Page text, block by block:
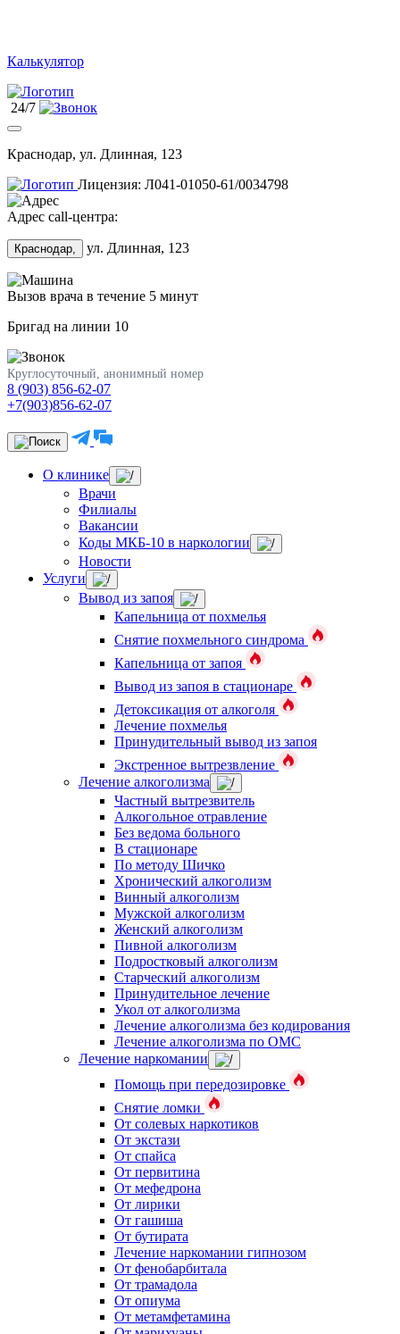
Калькулятор
24/7
Краснодар, ул. Длинная, 123
Лицензия: Л041-01050-61/0034798
Адрес call-центра:
Краснодар, ул. Длинная, 123
Вызов врача в течение 5 минут
Бригад на линии 10
Круглосуточный, анонимный номер
8 (903) 856-62-07
+7(903)856-62-07
О клинике
Врачи
Филиалы
Вакансии
Коды МКБ-10 в наркологии
Новости
Услуги
Вывод из запоя
Капельница от похмелья
Снятие похмельного синдрома
Капельница от запоя
Вывод из запоя в стационаре
Детоксикация от алкоголя
Лечение похмелья
Принудительный вывод из запоя
Экстренное вытрезвление
Лечение алкоголизма
Частный вытрезвитель
Алкогольное отравление
Без ведома больного
В стационаре
По методу Шичко
Хронический алкоголизм
Винный алкоголизм
Мужской алкоголизм
Женский алкоголизм
Пивной алкоголизм
Подростковый алкоголизм
Старческий алкоголизм
Принудительное лечение
Укол от алкоголизма
Лечение алкоголизма без кодирования
Лечение алкоголизма по ОМС
Лечение наркомании
Помощь при передозировке
Снятие ломки
От солевых наркотиков
От экстази
От спайса
От первитина
От мефедрона
От лирики
От гашиша
От бутирата
Лечение наркомании гипнозом
От фенобарбитала
От трамадола
От опиума
От метамфетамина